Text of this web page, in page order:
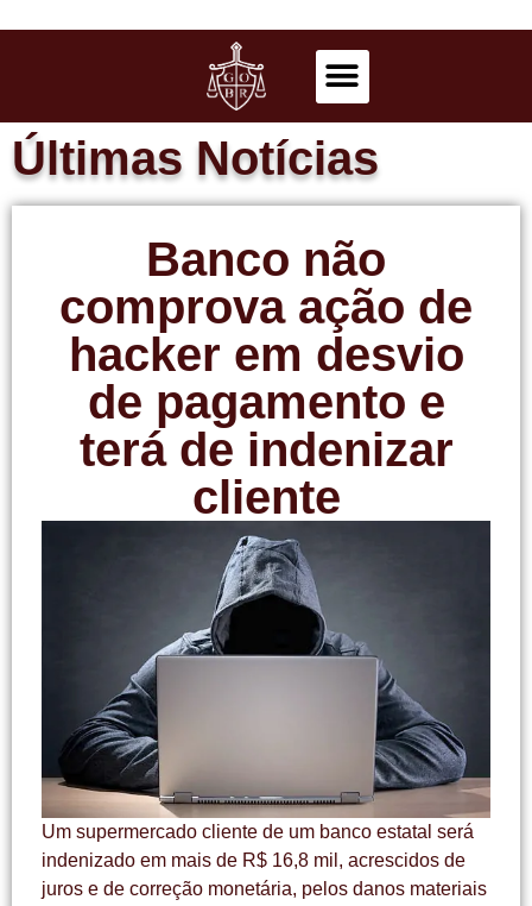
Últimas Notícias
Banco não
comprova ação de
hacker em desvio
de pagamento e
terá de indenizar
cliente
Um supermercado cliente de um banco estatal será
indenizado em mais de R$ 16,8 mil, acrescidos de
juros e de correção monetária, pelos danos materiais